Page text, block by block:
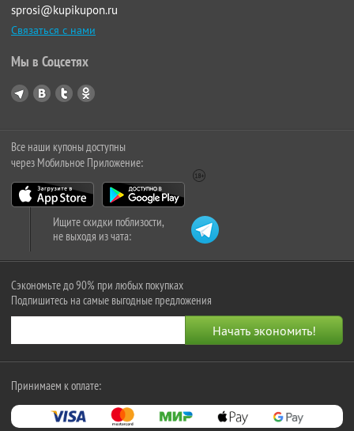
sprosi@kupikupon.ru
Связаться с нами
Мы в Соцсетях
Все наши купоны доступны
через Мобильное Приложение:
Ищите скидки поблизости,
не выходя из чата:
Сэкономьте до 90% при любых покупках
Подпишитесь на самые выгодные предложения
Принимаем к оплате: